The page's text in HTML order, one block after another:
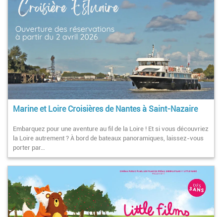
Marine et Loire Croisières de Nantes à Saint-Nazaire
Embarquez pour une aventure au fil de la Loire ! Et si vous découvriez
la Loire autrement ? À bord de bateaux panoramiques, laissez-vous
porter par…